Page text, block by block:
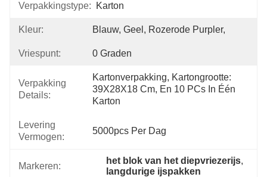
Verpakkingstype: Karton
Kleur: Blauw, Geel, Rozerode Purpler,
Vriespunt: 0 Graden
Verpakking
Details:
Kartonverpakking, Kartongrootte:
39X28X18 Cm, En 10 PCs In Één
Karton
Levering
Vermogen:
5000pcs Per Dag
Markeren:
het blok van het diepvriezerijs,
langdurige ijspakken